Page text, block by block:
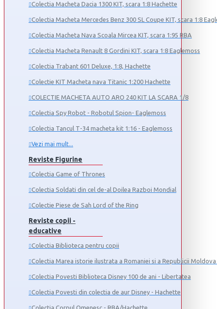
Colectia Macheta Dacia 1300 KIT, scara 1:8 Hachette
Colectia Macheta Mercedes Benz 300 SL Coupe KIT, scara 1:8
Colectia Macheta Nava Scoala Mircea KIT, scara 1:95 RBA
Colectia Macheta Renault 8 Gordini KIT, scara 1:8 Eaglemoss
Colectia Trabant 601 Deluxe, 1:8, Hachette
Colectie KIT Macheta nava Titanic 1:200 Hachette
COLECTIE MACHETA AUTO ARO 240 KIT LA SCARA 1/8
Colectia Spy Robot - Robotul Spion- Eaglemoss
Colectia Tancul Т-34 macheta kit 1:16 - Eaglemoss
Vezi mai mult...
Reviste Figurine
Colectia Game of Thrones
Colectia Soldati din cel de-al Doilea Razboi Mondial
Colectie Piese de Sah Lord of the Ring
Reviste copii -
educative
Colectia Biblioteca pentru copii
Colectia Marea istorie ilustrata a Romaniei si a Republicii
Colectia Povesti Biblioteca Disney 100 de ani - Libertatea
Colectia Povesti din colectia de aur Disney - Hachette
Colectia Corpul Omenesc - RBA/Hachette